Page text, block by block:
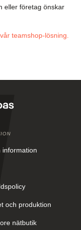
eller företag önskar
teamshop-lösning.
information
och produktion
nätbutik